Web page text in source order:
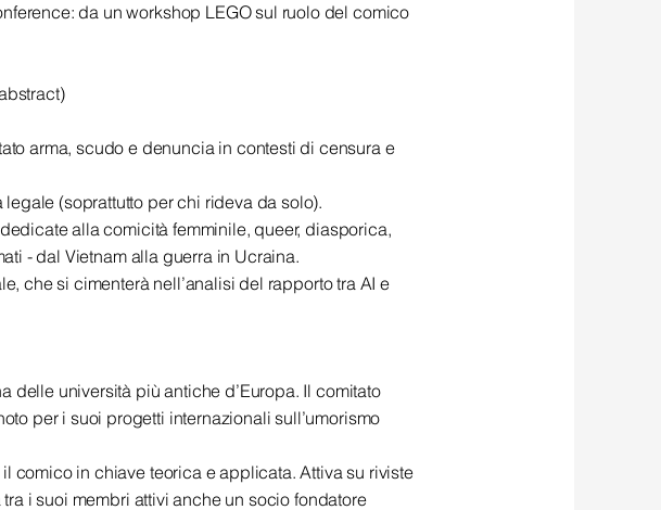
da un workshop LEGO sul ruolo del comico
arma, scudo e denuncia in contesti di censura e
(soprattutto per chi rideva da solo).
alla comicità femminile, queer, diasporica,
- dal Vietnam alla guerra in Ucraina.
che si cimenterà nell’analisi del rapporto tra AI e
delle università più antiche d’Europa. Il comitato
per i suoi progetti internazionali sull’umorismo
comico in chiave teorica e applicata. Attiva su riviste
i suoi membri attivi anche un socio fondatore